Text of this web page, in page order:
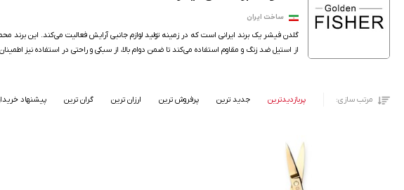
ساخت ایران
گلدن فیشر یک برند ایرانی است که در زمینه تولید لوازم جانبی آرایش فعالیت می‌کند. این برند
از استیل ضد زنگ و مقاوم استفاده می‌کند تا ضمن دوام بالا، از سبکی و راحتی در استفاده نیز
مرتب سازی: پربازدیدترین جدید ترین پرفروش ترین ارزان ترین گران ترین پیشنهاد